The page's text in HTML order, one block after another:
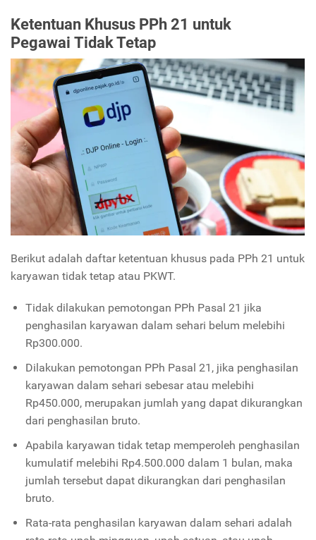
Ketentuan Khusus PPh 21 untuk
Pegawai Tidak Tetap
Berikut adalah daftar ketentuan khusus pada PPh 21 untuk
karyawan tidak tetap atau PKWT.
Tidak dilakukan pemotongan PPh Pasal 21 jika
penghasilan karyawan dalam sehari belum melebihi
Rp300.000.
Dilakukan pemotongan PPh Pasal 21, jika penghasilan
karyawan dalam sehari sebesar atau melebihi
Rp450.000, merupakan jumlah yang dapat dikurangkan
dari penghasilan bruto.
Apabila karyawan tidak tetap memperoleh penghasilan
kumulatif melebihi Rp4.500.000 dalam 1 bulan, maka
jumlah tersebut dapat dikurangkan dari penghasilan
bruto.
Rata-rata penghasilan karyawan dalam sehari adalah